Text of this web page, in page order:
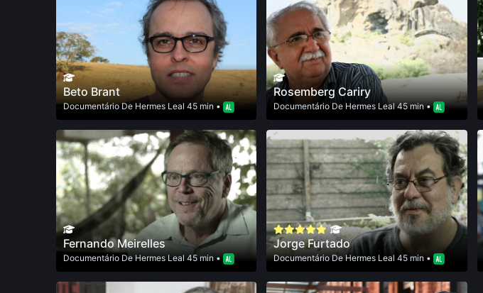
Beto Brant
DocumentárioDe Hermes Leal 45 min •
Rosemberg Cariry
Documentário De Hermes Leal45 min •
Fernando Meirelles
DocumentárioDeHermes Leal45 min •
Jorge Furtado
DocumentárioDeHermes Leal 45 min •